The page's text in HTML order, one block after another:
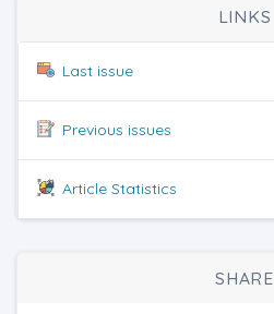
LINKS
Last issue
Previous issues
Article Statistics
SHARE